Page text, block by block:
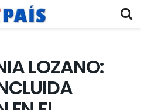
LOZANO: